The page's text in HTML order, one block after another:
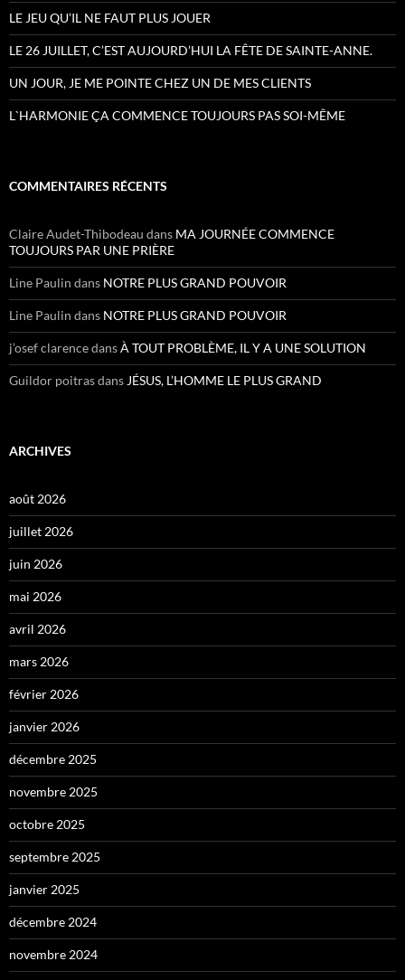
LE JEU QU’IL NE FAUT PLUS JOUER
LE 26 JUILLET, C’EST AUJOURD’HUI LA FÊTE DE SAINTE-ANNE.
UN JOUR, JE ME POINTE CHEZ UN DE MES CLIENTS
L`HARMONIE ÇA COMMENCE TOUJOURS PAS SOI-MÊME
COMMENTAIRES RÉCENTS
Claire Audet-Thibodeau dans MA JOURNÉE COMMENCE
TOUJOURS PAR UNE PRIÈRE
Line Paulin dans NOTRE PLUS GRAND POUVOIR
Line Paulin dans NOTRE PLUS GRAND POUVOIR
j’osef clarencedansÀ TOUT PROBLÈME, IL Y A UNE SOLUTION
Guildor poitrasdans JÉSUS, L’HOMME LE PLUS GRAND
ARCHIVES
août 2026
juillet 2026
juin 2026
mai 2026
avril 2026
mars 2026
février 2026
janvier 2026
décembre 2025
novembre 2025
octobre 2025
septembre 2025
janvier 2025
décembre 2024
novembre 2024